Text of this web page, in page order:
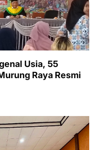
Usia, 55
Raya Resmi